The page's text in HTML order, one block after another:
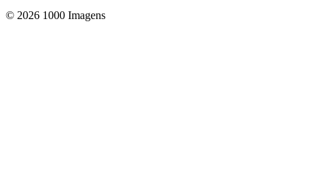
© 2026 1000 Imagens